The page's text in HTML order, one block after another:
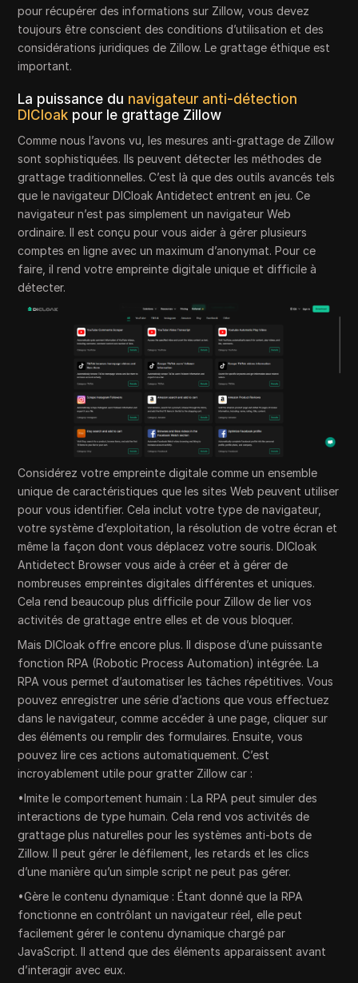
pour récupérer des informations sur Zillow, vous devez
toujours être conscient des conditions d’utilisation et des
considérations juridiques de Zillow. Le grattage éthique est
important.
La puissance du navigateur anti-détection
DICloak pour le grattage Zillow
Comme nous l’avons vu, les mesures anti-grattage de Zillow
sont sophistiquées. Ils peuvent détecter les méthodes de
grattage traditionnelles. C’est là que des outils avancés tels
que le navigateur DICloak Antidetect entrent en jeu. Ce
navigateur n’est pas simplement un navigateur Web
ordinaire. Il est conçu pour vous aider à gérer plusieurs
comptes en ligne avec un maximum d’anonymat. Pour ce
faire, il rend votre empreinte digitale unique et difficile à
détecter.
Considérez votre empreinte digitale comme un ensemble
unique de caractéristiques que les sites Web peuvent utiliser
pour vous identifier. Cela inclut votre type de navigateur,
votre système d’exploitation, la résolution de votre écran et
même la façon dont vous déplacez votre souris. DICloak
Antidetect Browser vous aide à créer et à gérer de
nombreuses empreintes digitales différentes et uniques.
Cela rend beaucoup plus difficile pour Zillow de lier vos
activités de grattage entre elles et de vous bloquer.
Mais DICloak offre encore plus. Il dispose d’une puissante
fonction RPA (Robotic Process Automation) intégrée. La
RPA vous permet d’automatiser les tâches répétitives. Vous
pouvez enregistrer une série d’actions que vous effectuez
dans le navigateur, comme accéder à une page, cliquer sur
des éléments ou remplir des formulaires. Ensuite, vous
pouvez lire ces actions automatiquement. C’est
incroyablement utile pour gratter Zillow car :
•Imite le comportement humain : La RPA peut simuler des
interactions de type humain. Cela rend vos activités de
grattage plus naturelles pour les systèmes anti-bots de
Zillow. Il peut gérer le défilement, les retards et les clics
d’une manière qu’un simple script ne peut pas gérer.
•Gère le contenu dynamique : Étant donné que la RPA
fonctionne en contrôlant un navigateur réel, elle peut
facilement gérer le contenu dynamique chargé par
JavaScript. Il attend que des éléments apparaissent avant
d’interagir avec eux.